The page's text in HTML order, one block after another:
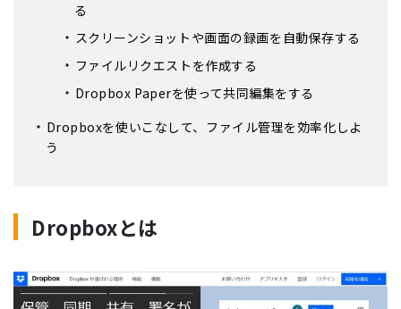
る
スクリーンショットや画面の録画を自動保存する
ファイルリクエストを作成する
Dropbox Paperを使って共同編集をする
Dropboxを使いこなして、ファイル管理を効率化しよ
う
Dropboxとは